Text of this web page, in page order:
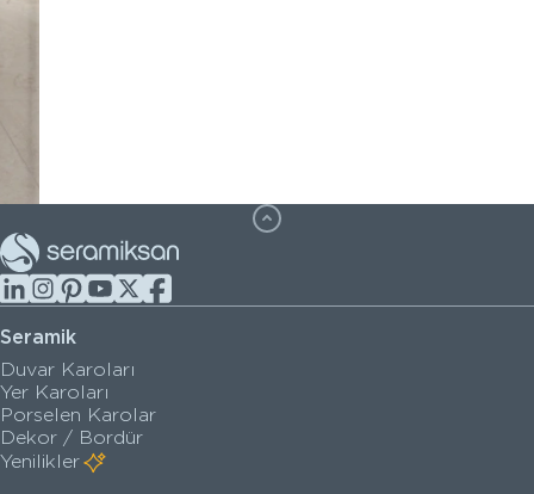
Seramik
Duvar Karoları
Yer Karoları
Porselen Karolar
Dekor / Bordür
Yenilikler